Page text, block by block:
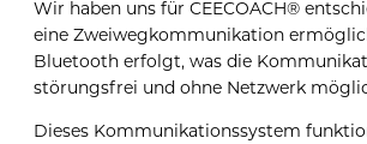
Wir haben uns für CEECOACH®
eine Zweiwegkommunikation
Bluetooth erfolgt, was die
störungsfrei und ohne Netzwerk
Dieses Kommunikationssystem